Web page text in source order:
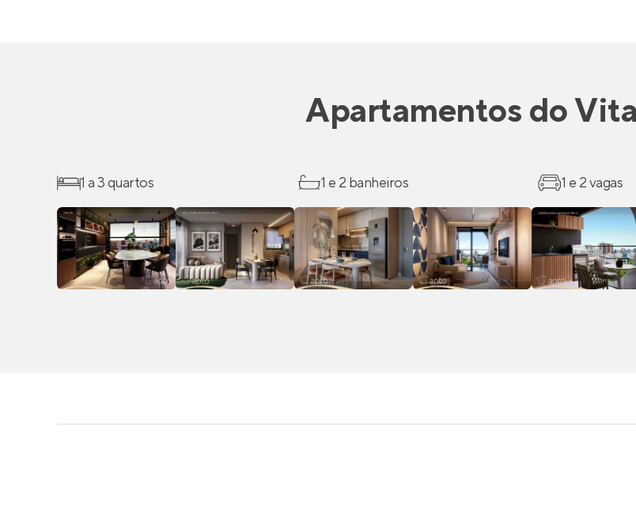
Apartamentos do
1 a 3 quartos 1 e 2 banheiros 1 e 2 vagas